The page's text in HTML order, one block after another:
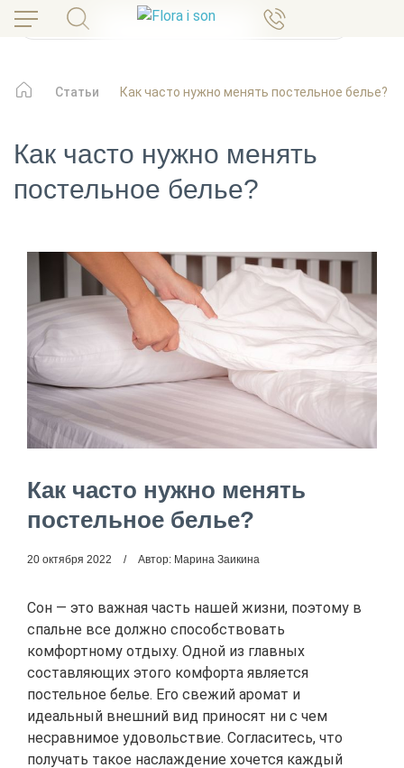
Статьи Как часто нужно менять постельное белье?
Как часто нужно менять
постельное белье?
Как часто нужно менять
постельное белье?
20 октября 2022 Автор: Марина Заикина
Сон — это важная часть нашей жизни, поэтому в
спальне все должно способствовать
комфортному отдыху. Одной из главных
составляющих этого комфорта является
постельное белье. Его свежий аромат и
идеальный внешний вид приносят ни с чем
несравнимое удовольствие. Согласитесь, что
получать такое наслаждение хочется каждый